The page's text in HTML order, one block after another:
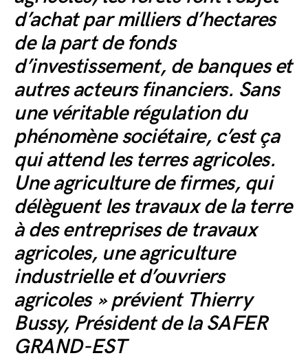
d’achat par milliers d’hectares
de la part de fonds
d’investissement, de banques et
autres acteurs financiers. Sans
une véritable régulation du
phénomène sociétaire, c’est ça
qui attend les terres agricoles.
Une agriculture de firmes, qui
délèguent les travaux de la terre
à des entreprises de travaux
agricoles, une agriculture
industrielle et d’ouvriers
agricoles » prévient Thierry
Bussy, Président de la SAFER
GRAND-EST